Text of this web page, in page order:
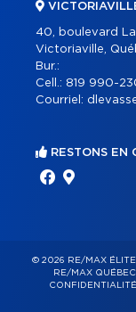
40, boulevard
Victoriaville,
Bur.:
Cell.: 819 990-
Courriel:
RESTONS EN
© 2026 RE/MAX
RE/MAX
CONFIDENTIALITÉ